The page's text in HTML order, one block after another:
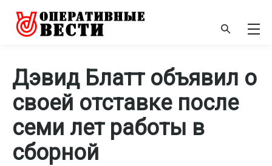
Дэвид Блатт объявил о
своей отставке после
семи лет работы в
сборной